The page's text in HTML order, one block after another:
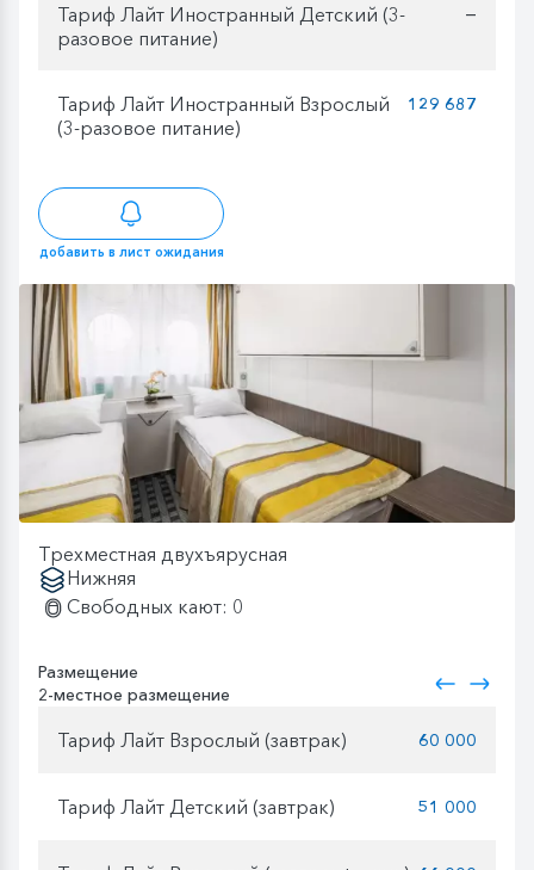
Тариф Лайт Иностранный Детский (3-
разовое питание)
—
Тариф Лайт Иностранный Взрослый
(3-разовое питание)
129 687
добавить в лист ожидания
Трехместная двухъярусная
Нижняя
Свободных кают: 0
Размещение
2-местное размещение
Тариф Лайт Взрослый (завтрак) 60 000
Тариф Лайт Детский (завтрак) 51 000